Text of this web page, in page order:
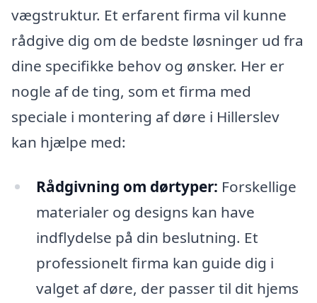
vægstruktur. Et erfarent firma vil kunne
rådgive dig om de bedste løsninger ud fra
dine specifikke behov og ønsker. Her er
nogle af de ting, som et firma med
speciale i montering af døre i Hillerslev
kan hjælpe med:
Rådgivning om dørtyper: Forskellige
materialer og designs kan have
indflydelse på din beslutning. Et
professionelt firma kan guide dig i
valget af døre, der passer til dit hjems